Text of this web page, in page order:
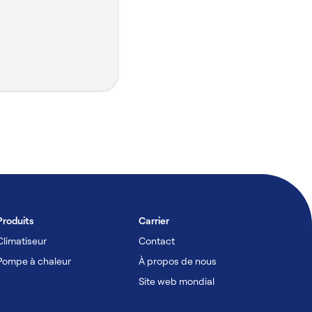
à chaleur
Carrier
Contact
À propos de nous
Site web mondial